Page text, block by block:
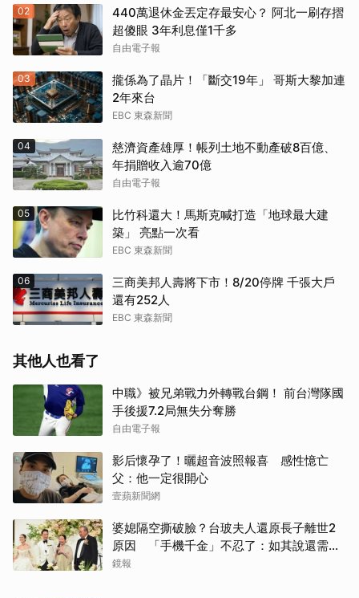
02
440萬退休金丟定存最安心？ 阿北一刷存摺
超傻眼 3年利息僅1千多
自由電子報
03
攏係為了晶片！「斷交19年」 哥斯大黎加連
2年來台
EBC 東森新聞
04
慈濟資產雄厚！帳列土地不動產破8百億、
年捐贈收入逾70億
自由電子報
05
比竹科還大！馬斯克喊打造「地球最大建
築」 亮點一次看
EBC 東森新聞
06
三商美邦人壽將下市！8/20停牌 千張大戶
還有252人
EBC 東森新聞
其他人也看了
中職》被兄弟戰力外轉戰台鋼！ 前台灣隊國
手後援7.2局無失分奪勝
自由電子報
影后懷孕了！曬超音波照報喜 感性憶亡
父：他一定很開心
壹蘋新聞網
婆媳隔空撕破臉？台玻夫人還原長子離世2
原因 「手機千金」不忍了：如其說還需要
離開嗎？
鏡報